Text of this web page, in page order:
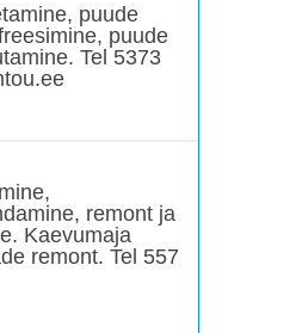
puude
puude
Tel 5373
remont ja
Kaevumaja
remont. Tel 557